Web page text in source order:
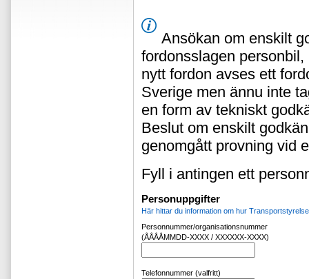
Ansökan om enskilt
fordonsslagen
nytt fordon avses ett
Sverige men ännu inte
en form av tekniskt
Beslut om enskilt
genomgått provning vid
Fyll i antingen ett
Personuppgifter
Här hittar du information om hur
Personnummer/organisationsnummer
(ÅÅÅÅMMDD-XXXX / XXXXXX-XXXX)
Telefonnummer (valfritt)